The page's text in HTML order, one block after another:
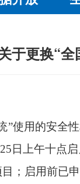
于更换“
”使用的安全
日上午十点
；启用前已